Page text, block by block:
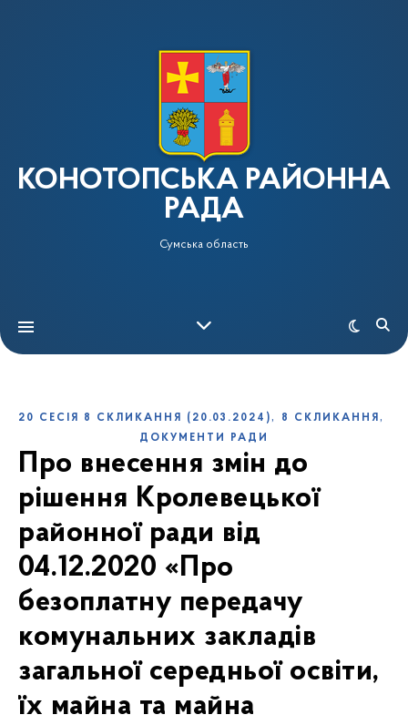
КОНОТОПСЬКА РАЙОННА
РАДА
Сумська область
20 СЕСІЯ 8 СКЛИКАННЯ (20.03.2024), 8 СКЛИКАННЯ ,
ДОКУМЕНТИ РАДИ
Про внесення змін до
рішення Кролевецької
районної ради від
04.12.2020 «Про
безоплатну передачу
комунальних закладів
загальної середньої освіти,
їх майна та майна